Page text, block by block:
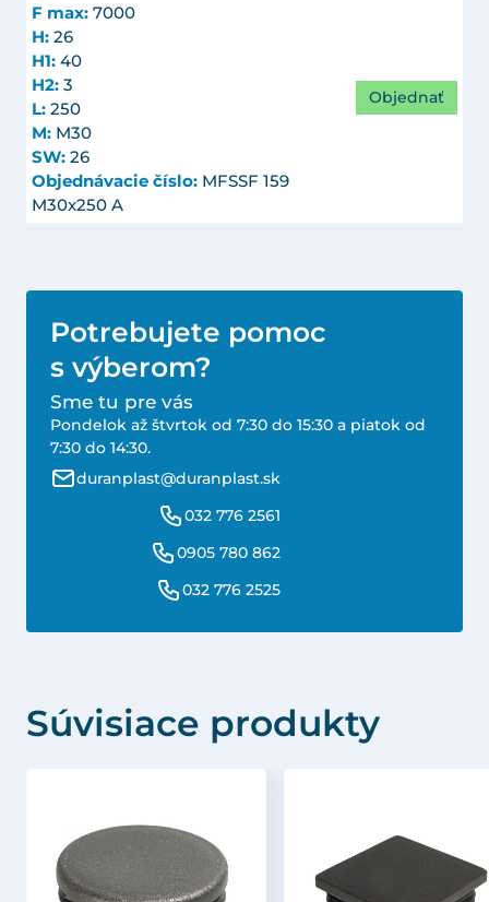
F max: 7000
H: 26
H1: 40
H2: 3
L: 250
M: M30
SW: 26
Objednávacie číslo: MFSSF 159
M30x250 A
Objednať
Potrebujete pomoc
s výberom?
Sme tu pre vás
Pondelok až štvrtok od 7:30 do 15:30 a piatok od
7:30 do 14:30.
duranplast@duranplast.sk
032 776 2561
0905 780 862
032 776 2525
Súvisiace produkty